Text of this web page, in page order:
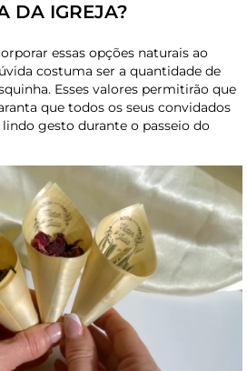
DA IGREJA?
essas opções naturais ao
costuma ser a quantidade de
Esses valores permitirão que
que todos os seus convidados
gesto durante o passeio do